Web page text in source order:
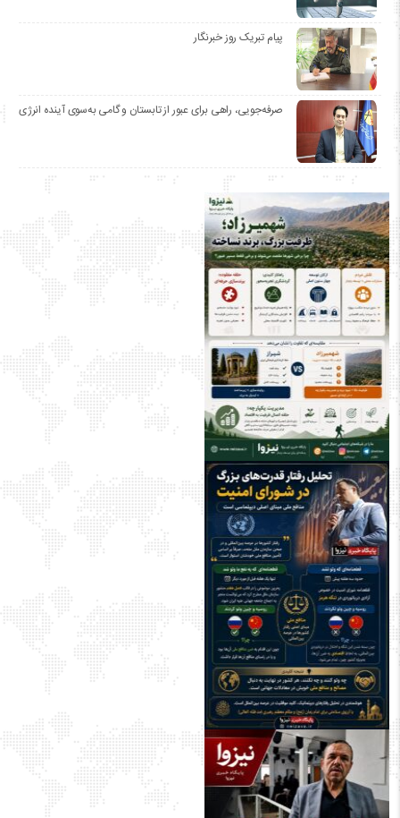
پیام تبریک روز خبرنگار
صرفه‌جویی، راهی برای عبور از تابستان و گامی به‌سوی آینده انرژی